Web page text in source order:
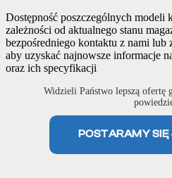
Dostępność poszczególnych modeli
zależności od aktualnego stanu
bezpośredniego kontaktu z nami lub
aby uzyskać najnowsze informacje
oraz ich specyfikacji
Widzieli Państwo lepszą ofertę
POSTARAMY SIĘ